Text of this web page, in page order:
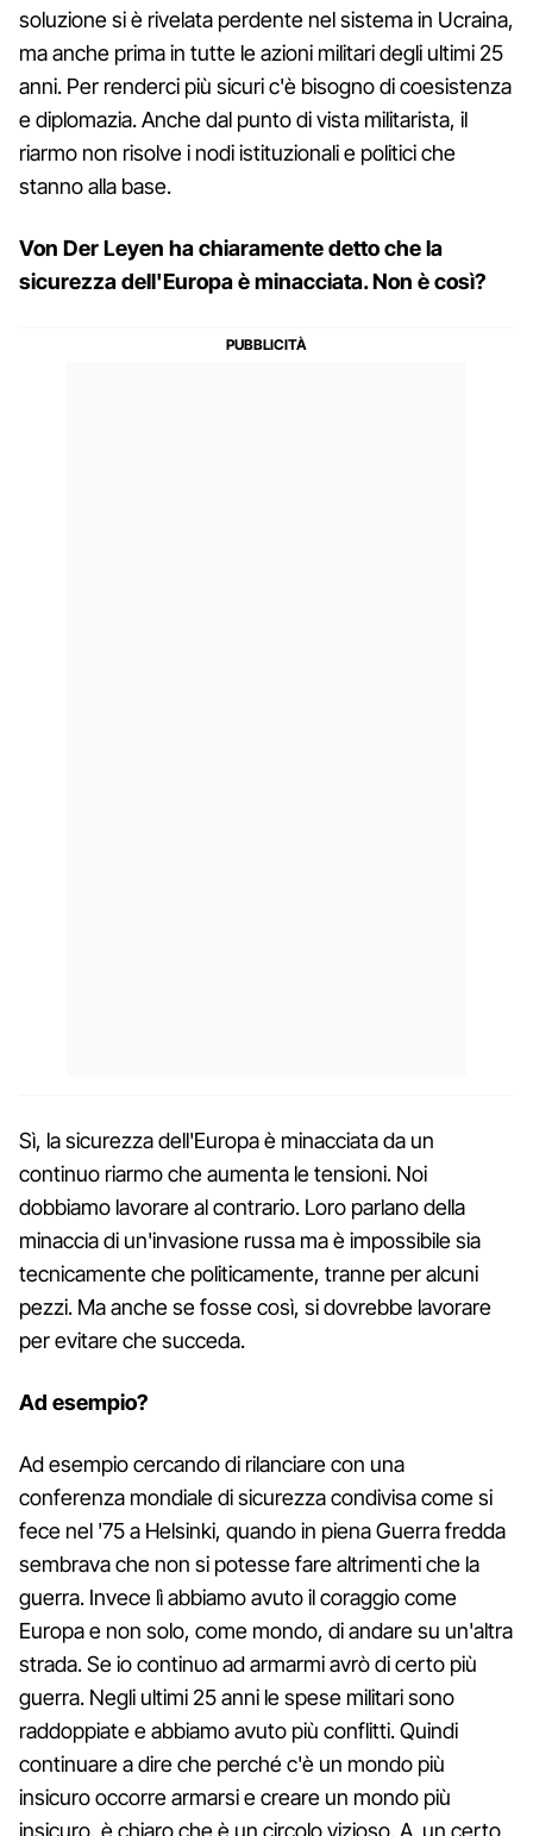
soluzione si è rivelata perdente nel sistema in Ucraina,
ma anche prima in tutte le azioni militari degli ultimi 25
anni. Per renderci più sicuri c'è bisogno di coesistenza
e diplomazia. Anche dal punto di vista militarista, il
riarmo non risolve i nodi istituzionali e politici che
stanno alla base.
Von Der Leyen ha chiaramente detto che la
sicurezza dell'Europa è minacciata. Non è così?
Sì, la sicurezza dell'Europa è minacciata da un
continuo riarmo che aumenta le tensioni. Noi
dobbiamo lavorare al contrario. Loro parlano della
minaccia di un'invasione russa ma è impossibile sia
tecnicamente che politicamente, tranne per alcuni
pezzi. Ma anche se fosse così, si dovrebbe lavorare
per evitare che succeda.
Ad esempio?
Ad esempio cercando di rilanciare con una
conferenza mondiale di sicurezza condivisa come si
fece nel '75 a Helsinki, quando in piena Guerra fredda
sembrava che non si potesse fare altrimenti che la
guerra. Invece lì abbiamo avuto il coraggio come
Europa e non solo, come mondo, di andare su un'altra
strada. Se io continuo ad armarmi avrò di certo più
guerra. Negli ultimi 25 anni le spese militari sono
raddoppiate e abbiamo avuto più conflitti. Quindi
continuare a dire che perché c'è un mondo più
insicuro occorre armarsi e creare un mondo più
insicuro, è chiaro che è un circolo vizioso. A un certo